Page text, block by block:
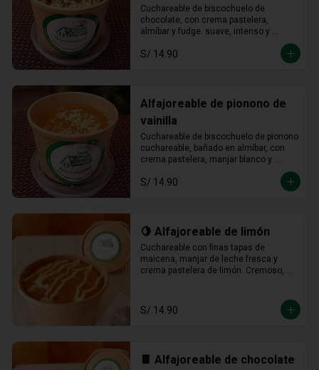
Cuchareable de biscochuelo de
chocolate, con crema pastelera,
almíbar y fudge. suave, intenso y
cucharada.
S/ 14.90
Alfajoreable de pionono de
vainilla
Cuchareable de biscochuelo de pionono
cuchareable, bañado en almíbar, con
crema pastelera, manjar blanco y
fudge. Suave, dulce y una delicia que
se disfruta a cucharadas.
S/ 14.90
🍋 Alfajoreable de limón
Cuchareable con finas tapas de
maicena, manjar de leche fresca y
crema pastelera de limón. Cremoso,
S/ 14.90
🍫 Alfajoreable de chocolate